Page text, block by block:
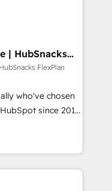
how AI + HubSpot
custom modules,
content and
our bright
mentality, we
So tell us
digital
| HubSnacks
FlexPlan
who've chosen
since 2014
fixing existing
|